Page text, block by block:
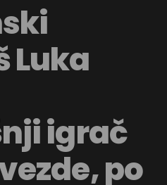
Luka
igrač
po